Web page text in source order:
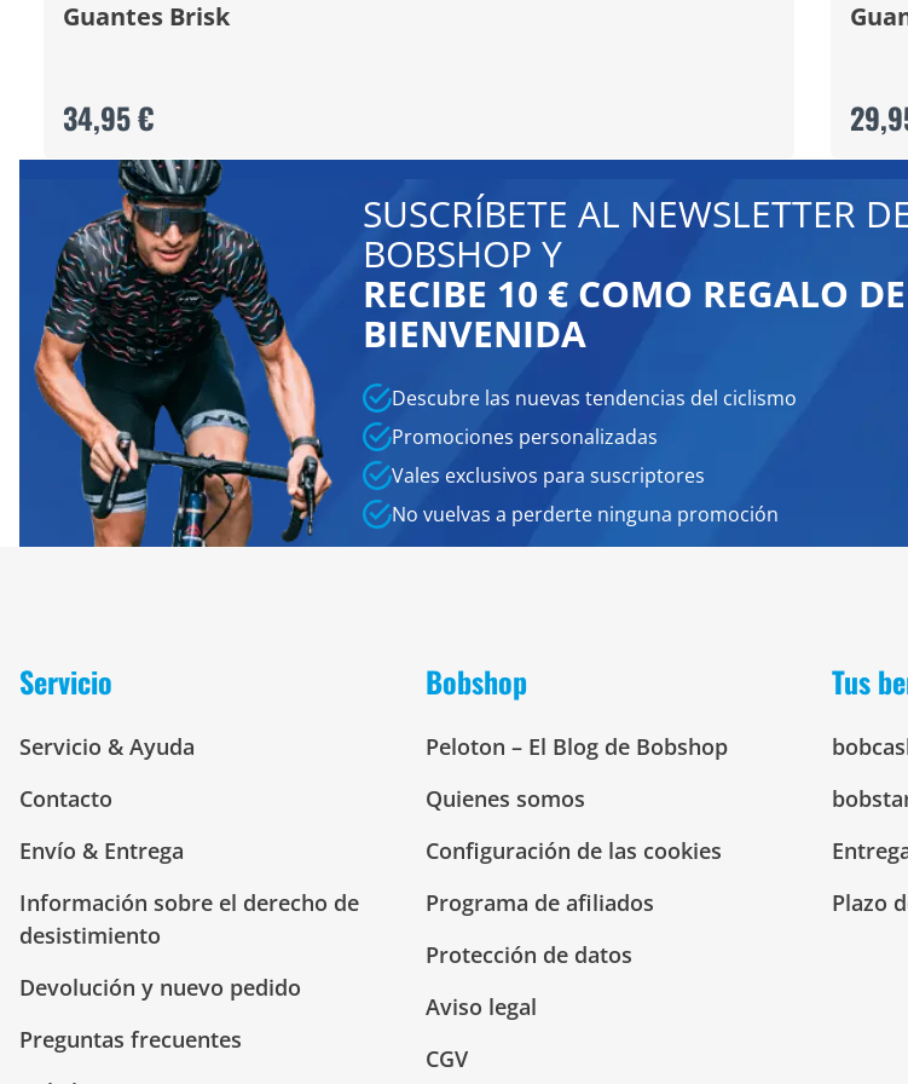
Guantes Brisk
34,95 €
SUSCRÍBETE AL NEWSLETTER
BOBSHOP Y
RECIBE 10 € COMO REGALO DE
BIENVENIDA
Descubre las nuevas tendencias del ciclismo
Promociones personalizadas
Vales exclusivos para suscriptores
No vuelvas a perderte ninguna promoción
Servicio
Servicio & Ayuda
Contacto
Envío & Entrega
Información sobre el derecho de
desistimiento
Devolución y nuevo pedido
Preguntas frecuentes
Bobshop
Peloton – El Blog de Bobshop
Quienes somos
Configuración de las cookies
Programa de afiliados
Protección de datos
Aviso legal
CGV
Tus
Plazo